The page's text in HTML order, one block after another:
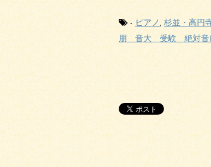
- ピアノ , 杉並・高円
朋 音大 受験 絶対音